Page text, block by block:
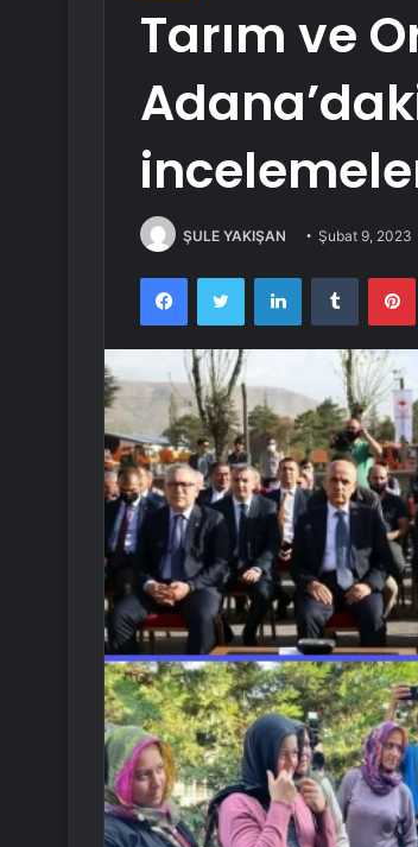
Tarım ve
ŞULE YAKIŞAN Şubat 9, 2023
FacebookTwitter LinkedInTumblr